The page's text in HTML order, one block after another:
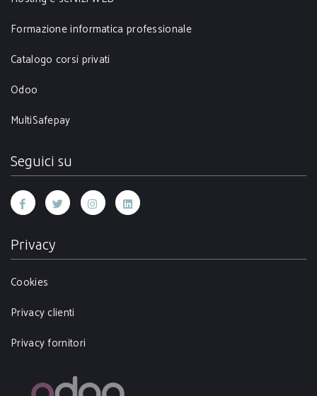
Formazione informatica professionale
Catalogo corsi privati
Odoo
MultiSafepay
Seguici su
Privacy
Cookies
Privacy clienti
Privacy fornitori